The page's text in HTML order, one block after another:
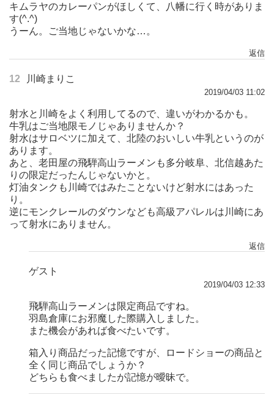
キムラヤのカレーパンがほしくて、八幡に行く時がありま
す(^.^)
うーん。ご当地じゃないかな…。
返信
12 川崎まりこ
2019/04/03 11:02
射水と川崎をよく利用してるので、違いがわかるかも。
牛乳はご当地限モノじゃありませんか？
射水はサロベツに加えて、北陸のおいしい牛乳というのが
あります。
あと、老田屋の飛騨高山ラーメンも多分岐阜、北信越あた
りの限定だったんじゃないかと。
灯油タンクも川崎ではみたことないけど射水にはあった
り。
逆にモンクレールのダウンなども高級アパレルは川崎にあ
って射水にありません。
返信
ゲスト
2019/04/03 12:33
飛騨高山ラーメンは限定商品ですね。
羽島倉庫にお邪魔した際購入しました。
また機会があれば食べたいです。
箱入り商品だった記憶ですが、ロードショーの商品と
全く同じ商品でしょうか？
どちらも食べましたが記憶が曖昧で。